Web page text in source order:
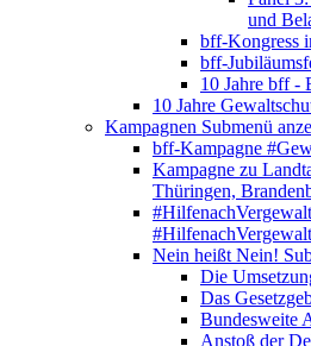
und
bff-Kongress
bff-
10 Jahre bff -
10 Jahre
Kampagnen Submenü
bff-Kampagne
Kampagne zu
Thüringen,
Nein heißt Nein!
Die
Das
Bundesweite
Anstoß der